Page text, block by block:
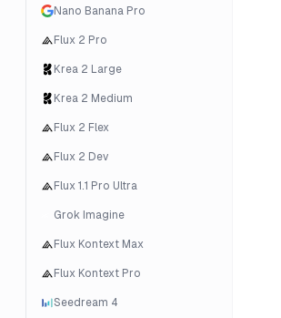
Nano Banana Pro
Flux 2 Pro
Krea 2 Large
Krea 2 Medium
Flux 2 Flex
Flux 2 Dev
Flux 1.1 Pro Ultra
Grok Imagine
Flux Kontext Max
Flux Kontext Pro
Seedream 4